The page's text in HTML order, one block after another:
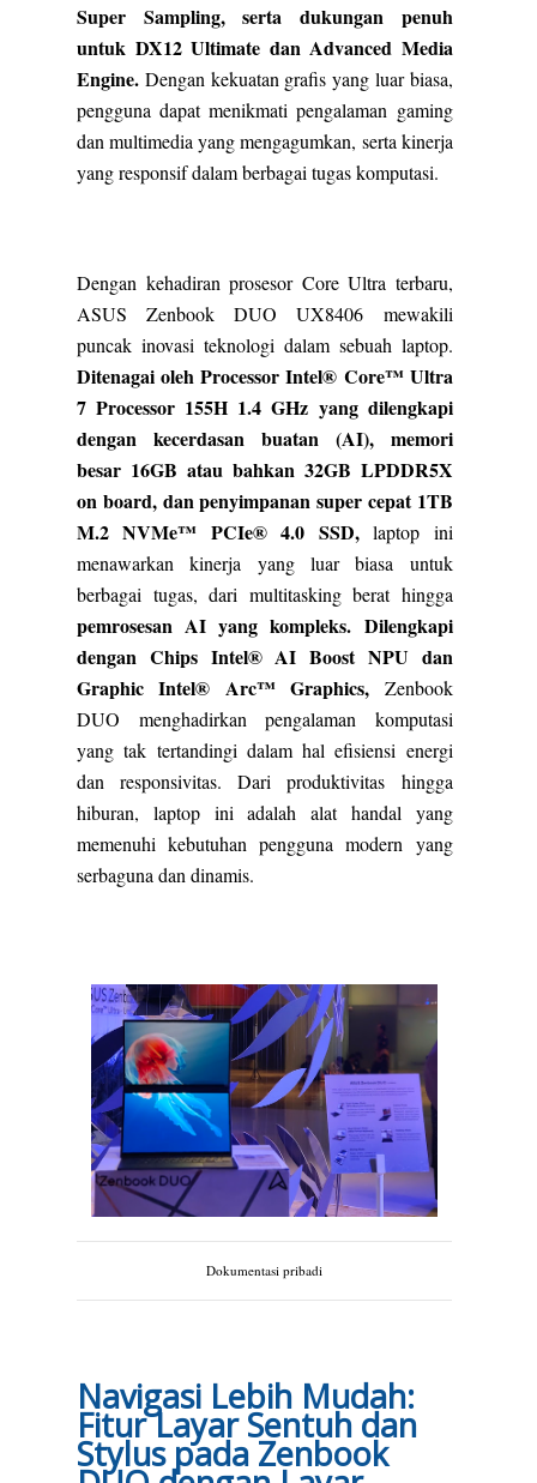
Super Sampling, serta dukungan penuh
untuk DX12 Ultimate dan Advanced Media
Engine. Dengan kekuatan grafis yang luar biasa,
pengguna dapat menikmati pengalaman gaming
dan multimedia yang mengagumkan, serta kinerja
yang responsif dalam berbagai tugas komputasi.
Dengan kehadiran prosesor Core Ultra terbaru,
ASUS Zenbook DUO UX8406 mewakili
puncak inovasi teknologi dalam sebuah laptop.
Ditenagai oleh Processor Intel® Core™ Ultra
7 Processor 155H 1.4 GHz yang dilengkapi
dengan kecerdasan buatan (AI), memori
besar 16GB atau bahkan 32GB LPDDR5X
on board, dan penyimpanan super cepat 1TB
M.2 NVMe™ PCIe® 4.0 SSD,laptop ini
menawarkan kinerja yang luar biasa untuk
berbagai tugas, dari multitasking berat hingga
pemrosesan AI yang kompleks. Dilengkapi
dengan Chips Intel® AI Boost NPU dan
Graphic Intel® Arc™ Graphics, Zenbook
DUO menghadirkan pengalaman komputasi
yang tak tertandingi dalam hal efisiensi energi
dan responsivitas. Dari produktivitas hingga
hiburan, laptop ini adalah alat handal yang
memenuhi kebutuhan pengguna modern yang
serbaguna dan dinamis.
Dokumentasi pribadi
Navigasi Lebih Mudah:
Fitur Layar Sentuh dan
Stylus pada Zenbook